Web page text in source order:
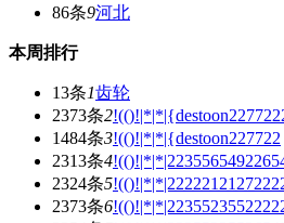
86条9河北
本周排行
13条1齿轮
2373条2
1484条3!(()!|*|*|{destoon227722
2313条4
2324条5
2373条6